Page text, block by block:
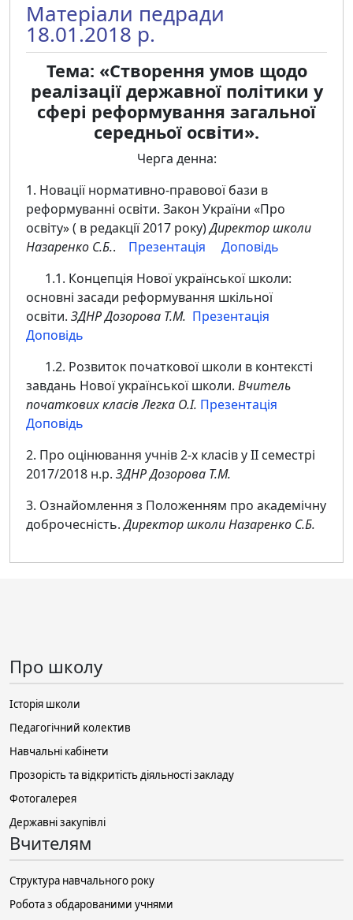
Матеріали педради
18.01.2018 р.
Тема: «Створення умов щодо
реалізації державної політики у
сфері реформування загальної
середньої освіти».
Черга денна:
1. Новації нормативно-правової бази в
реформуванні освіти. Закон України «Про
освіту» ( в редакції 2017 року)Директор школи
Назаренко С.Б.. Презентація
Доповідь
1.1. Концепція Нової української школи:
основні засади реформування шкільної
освіти. ЗДНР Дозорова Т.М. Презентація
Доповідь
1.2. Розвиток початкової школи в контексті
завдань Нової української школи. Вчитель
початкових класів Легка О.І. Презентація
Доповідь
2. Про оцінювання учнів 2-х класів у ІІ семестрі
2017/2018 н.р. ЗДНР Дозорова Т.М.
3. Ознайомлення з Положенням про академічну
доброчесність.Директор школи Назаренко С.Б.
Про школу
Історія школи
Педагогічний колектив
Навчальні кабінети
Прозорість та відкритість діяльності закладу
Фотогалерея
Державні закупівлі
Вчителям
Структура навчального року
Робота з обдарованими учнями